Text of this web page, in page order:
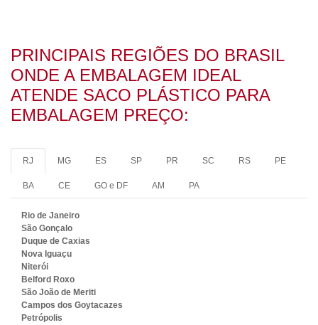
PRINCIPAIS REGIÕES DO BRASIL
ONDE A EMBALAGEM IDEAL
ATENDE SACO PLÁSTICO PARA
EMBALAGEM PREÇO:
RJ MG ES SP PR SC RS PE
BA CE GO e DF AM PA
Rio de Janeiro
São Gonçalo
Duque de Caxias
Nova Iguaçu
Niterói
Belford Roxo
São João de Meriti
Campos dos Goytacazes
Petrópolis